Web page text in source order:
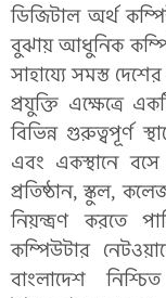
ডিজিটাল অর্থ
বুঝায় আধুনিক
সাহায্যে সমস্ত
প্রযুক্তি এক্ষেত্রে
বিভিন্ন গুরুত্বপূর্ণ
এবং একস্থানে
প্রতিষ্ঠান, স্কুল,
নিয়ন্ত্রণ করতে
কম্পিউটার
বাংলাদেশ